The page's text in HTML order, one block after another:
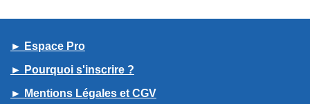
► Espace Pro
► Pourquoi s'inscrire ?
► Mentions Légales et CGV